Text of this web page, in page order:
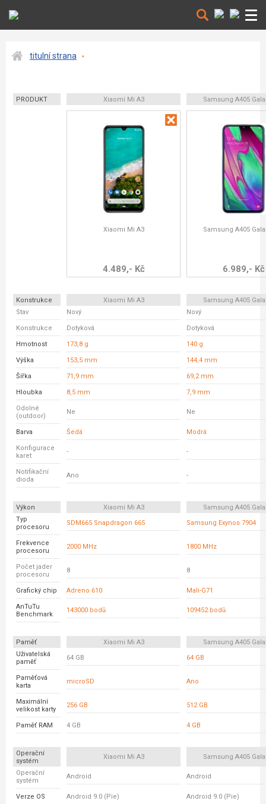
titulní strana
PRODUKT Xiaomi Mi A3 Samsung A405
Xiaomi Mi A3
4.489,- Kč
Samsung A405
6.989,- Kč
Konstrukce Xiaomi Mi A3
Samsung A405
Stav
Nový Nový
Konstrukce Dotyková Dotyková
Hmotnost 173,8 g 140 g
Výška 153,5 mm 144,4 mm
Šířka 71,9 mm 69,2 mm
Hloubka 8,5 mm 7,9 mm
Odolné
(outdoor)
Ne Ne
Barva Šedá Modrá
Konfigurace
karet
- -
Notifikační
dioda
Ano -
Výkon Xiaomi Mi A3
Samsung A405
Typ
procesoru
SDM665 Snapdragon 665 Samsung Exynos 7904
Frekvence
procesoru
2000 MHz 1800 MHz
Počet jader
procesoru
8 8
Grafický chip Adreno 610 Mali-G71
AnTuTu
Benchmark
143000 bodů 109452 bodů
Paměť Xiaomi Mi A3
Samsung A405
Uživatelská
paměť
64 GB 64 GB
Paměťová
karta
microSD Ano
Maximální
velikost karty
256 GB 512 GB
Paměť RAM 4 GB 4 GB
Operační
systém
Xiaomi Mi A3 Samsung A405
Operační
systém
Android Android
Verze OS Android 9.0 (Pie) Android 9.0 (Pie)